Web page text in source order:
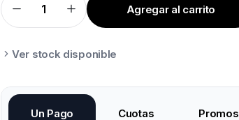
NOZZLE
MK8
Agregar al carrito
Ver stock disponible
Un Pago Cuotas Promos